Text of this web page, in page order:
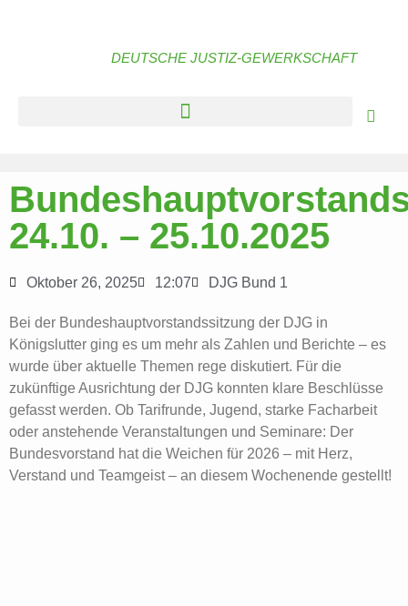
DEUTSCHE JUSTIZ-GEWERKSCHAFT
24.10. – 25.10.2025
Oktober 26, 2025 12:07 DJG Bund 1
Bei der Bundeshauptvorstandssitzung der DJG in
Königslutter ging es um mehr als Zahlen und Berichte – es
wurde über aktuelle Themen rege diskutiert. Für die
zukünftige Ausrichtung der DJG konnten klare Beschlüsse
gefasst werden. Ob Tarifrunde, Jugend, starke Facharbeit
oder anstehende Veranstaltungen und Seminare: Der
Bundesvorstand hat die Weichen für 2026 – mit Herz,
Verstand und Teamgeist – an diesem Wochenende gestellt!